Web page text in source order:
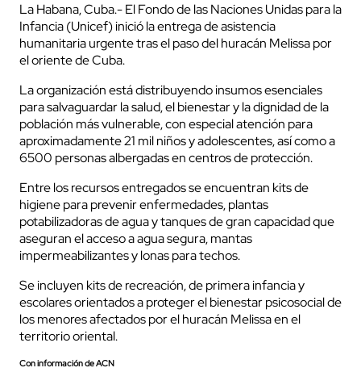
La Habana, Cuba.- El Fondo de las Naciones Unidas para la
Infancia (Unicef) inició la entrega de asistencia
humanitaria urgente tras el paso del huracán Melissa por
el oriente de Cuba.
La organización está distribuyendo insumos esenciales
para salvaguardar la salud, el bienestar y la dignidad de la
población más vulnerable, con especial atención para
aproximadamente 21 mil niños y adolescentes, así como a
6500 personas albergadas en centros de protección.
Entre los recursos entregados se encuentran kits de
higiene para prevenir enfermedades, plantas
potabilizadoras de agua y tanques de gran capacidad que
aseguran el acceso a agua segura, mantas
impermeabilizantes y lonas para techos.
Se incluyen kits de recreación, de primera infancia y
escolares orientados a proteger el bienestar psicosocial de
los menores afectados por el huracán Melissa en el
territorio oriental.
Con información de ACN